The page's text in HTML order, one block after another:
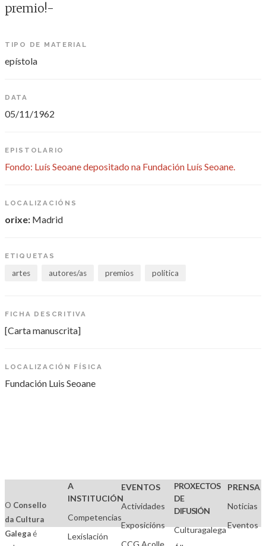
premio!-
TIPO DE MATERIAL
epístola
DATA
05/11/1962
EPISTOLARIO
Fondo: Luís Seoane depositado na Fundación Luís Seoane.
LOCALIZACIÓNS
orixe: Madrid
ETIQUETAS
artes autores/as premios política
FICHA DESCRITIVA
[Carta manuscrita]
LOCALIZACIÓN FÍSICA
Fundación Luis Seoane
O Consello
da Cultura
Galegaé
A
INSTITUCIÓN
Competencias
Lexislación
EVENTOS
Actividades
Exposicións
CCG.Acolle
PROXECTOS
DE
DIFUSIÓN
Culturagalega
PRENSA
Noticias
Eventos